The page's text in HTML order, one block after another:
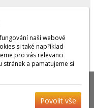
našich služeb
cookies.Více
✖
naší webové
si také například
pro vás relevanci
stránek a pamatujeme si
Povolit vše